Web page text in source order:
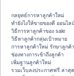
กลยุทธ์การหาลูกค้าใหม่
ทํายังไงให้ขายของดี ออนไล
วิธีการหาลูกค้าของ sale
วิธีหาลูกค้ากลุ่มเป้าหมาย
การหาลูกค้าใหม่ รักษาลูกค้า
ช่องทางการเข้าถึงลูกค้า
เพิ่มฐานลูกค้าใหม่
รวมเว็บลงประกาศฟรี ล่าสุด